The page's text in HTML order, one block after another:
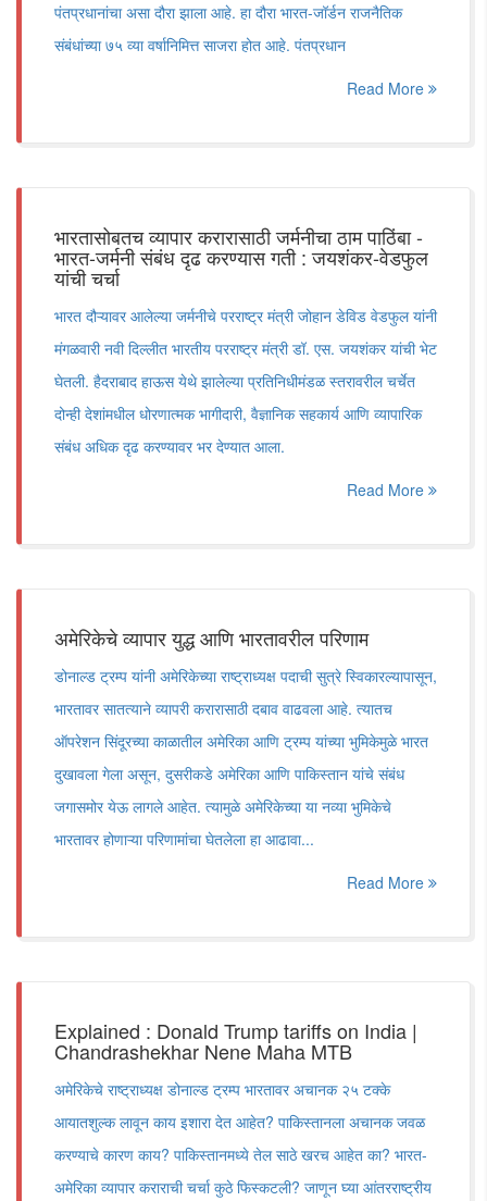
पंतप्रधानांचा असा दौरा झाला आहे. हा दौरा भारत-जॉर्डन राजनैतिक
संबंधांच्या ७५ व्या वर्षानिमित्त साजरा होत आहे. पंतप्रधान
Read More
भारतासोबतच व्यापार करारासाठी जर्मनीचा ठाम पाठिंबा -
भारत-जर्मनी संबंध दृढ करण्यास गती : जयशंकर-वेडफुल
यांची चर्चा
भारत दौऱ्यावर आलेल्या जर्मनीचे परराष्ट्र मंत्री जोहान डेविड वेडफुल यांनी
मंगळवारी नवी दिल्लीत भारतीय परराष्ट्र मंत्री डॉ. एस. जयशंकर यांची भेट
घेतली. हैदराबाद हाऊस येथे झालेल्या प्रतिनिधीमंडळ स्तरावरील चर्चेत
दोन्ही देशांमधील धोरणात्मक भागीदारी, वैज्ञानिक सहकार्य आणि व्यापारिक
संबंध अधिक दृढ करण्यावर भर देण्यात आला.
Read More
अमेरिकेचे व्यापार युद्ध आणि भारतावरील परिणाम
डोनाल्ड ट्रम्प यांनी अमेरिकेच्या राष्ट्राध्यक्ष पदाची सुत्रे स्विकारल्यापासून,
भारतावर सातत्याने व्यापरी करारासाठी दबाव वाढवला आहे. त्यातच
ऑपरेशन सिंदूरच्या काळातील अमेरिका आणि ट्रम्प यांच्या भुमिकेमुळे भारत
दुखावला गेला असून, दुसरीकडे अमेरिका आणि पाकिस्तान यांचे संबंध
जगासमोर येऊ लागले आहेत. त्यामुळे अमेरिकेच्या या नव्या भुमिकेचे
भारतावर होणाऱ्या परिणामांचा घेतलेला हा आढावा...
Read More
Explained : Donald Trump tariffs on India |
Chandrashekhar Nene Maha MTB
अमेरिकेचे राष्ट्राध्यक्ष डोनाल्ड ट्रम्प भारतावर अचानक २५ टक्के
आयातशुल्क लावून काय इशारा देत आहेत? पाकिस्तानला अचानक जवळ
करण्याचे कारण काय? पाकिस्तानमध्ये तेल साठे खरच आहेत का? भारत-
अमेरिका व्यापार कराराची चर्चा कुठे फिस्कटली? जाणून घ्या आंतरराष्ट्रीय